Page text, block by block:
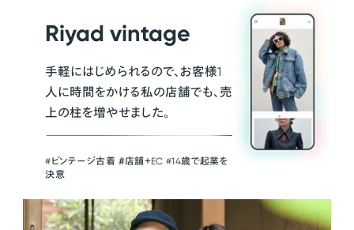
Riyad vintage
手軽にはじめられるので、お客様1
人に時間をかける私の店舗でも、売
上の柱を増やせました。
#ビンテージ古着 ＃店舗＋EC #14歳で起業を
決意